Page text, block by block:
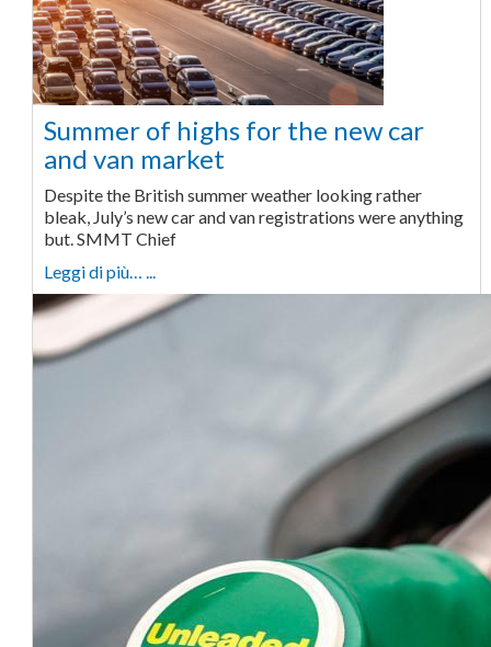
Summer of highs for the new car
and van market
Despite the British summer weather looking rather
bleak, July’s new car and van registrations were anything
but. SMMT Chief
Leggi di più… ...